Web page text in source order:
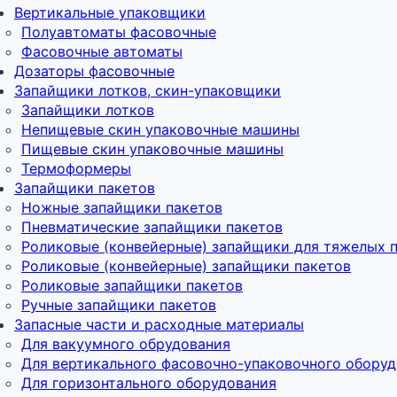
Вертикальные упаковщики
Полуавтоматы фасовочные
Фасовочные автоматы
Дозаторы фасовочные
Запайщики лотков, скин-упаковщики
Запайщики лотков
Непищевые скин упаковочные машины
Пищевые скин упаковочные машины
Термоформеры
Запайщики пакетов
Ножные запайщики пакетов
Пневматические запайщики пакетов
Роликовые (конвейерные) запайщики для тяжелых
Роликовые (конвейерные) запайщики пакетов
Роликовые запайщики пакетов
Ручные запайщики пакетов
Запасные части и расходные материалы
Для вакуумного обрудования
Для вертикального фасовочно-упаковочного
Для горизонтального оборудования